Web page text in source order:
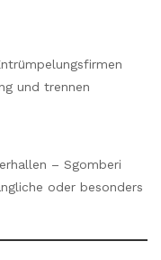
und trennen
– Sgomberi
oder besonders